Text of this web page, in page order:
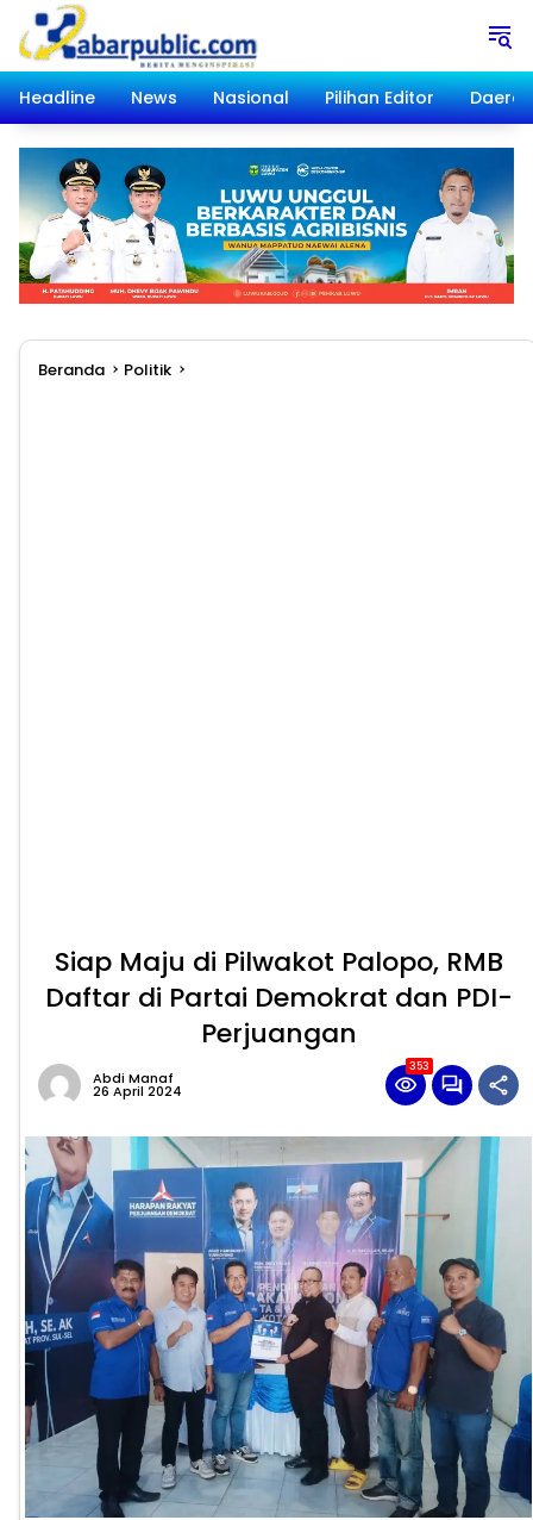
Langsung
konten
Headline
News Nasional Pilihan Editor Daerah
Beranda Politik
Siap Maju di Pilwakot Palopo, RMB
Daftar di Partai Demokrat dan PDI-
Perjuangan
Abdi Manaf
26 April 2024
353